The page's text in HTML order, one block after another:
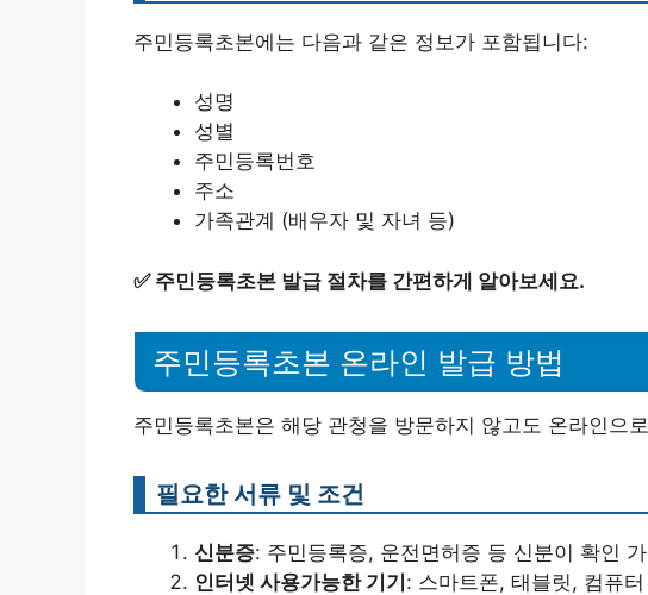
주민등록초본에는 다음과 같은 정보가 포함됩니다:
성명
성별
주민등록번호
주소
가족관계 (배우자 및 자녀 등)
✅ 주민등록초본 발급 절차를 간편하게 알아보세요.
주민등록초본 온라인 발급 방법
주민등록초본은 해당 관청을 방문하지 않고도 온라인으
필요한 서류 및 조건
신분증: 주민등록증, 운전면허증 등 신분이 확인
인터넷 사용가능한 기기: 스마트폰, 태블릿, 컴퓨터